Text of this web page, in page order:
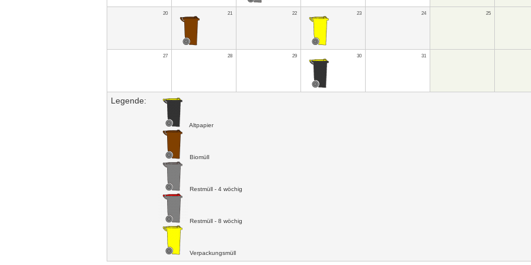
20 21 22 23 24 25
27 28 29 30 31
Legende:
Altpapier
Biomüll
Restmüll - 4 wöchig
Restmüll - 8 wöchig
Verpackungsmüll